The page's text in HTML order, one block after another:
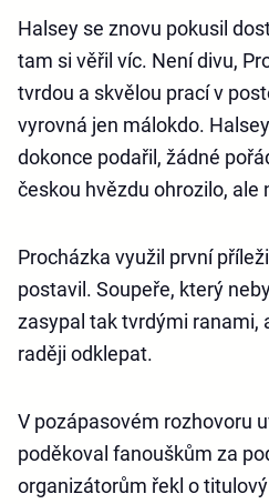
Halsey se znovu pokusil
tam si věřil víc. Není divu,
tvrdou a skvělou prací v
vyrovná jen málokdo.
dokonce podařil, žádné
českou hvězdu ohrozilo, ale
Procházka využil první
postavil. Soupeře, který
zasypal tak tvrdými ranami,
raději odklepat.
V pozápasovém rozhovoru
poděkoval fanouškům za
organizátorům řekl o